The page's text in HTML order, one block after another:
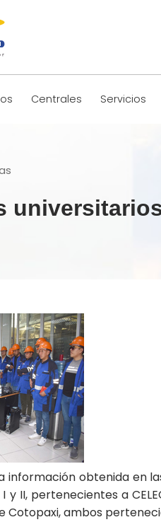
Centrales Servicios
universitarios
obtenida en
II, pertenecientes a
Cotopaxi, ambos